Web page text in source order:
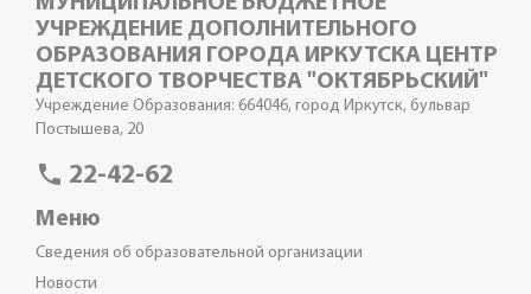
УЧРЕЖДЕНИЕ ДОПОЛНИТЕЛЬНОГО
ОБРАЗОВАНИЯ ГОРОДА ИРКУТСКА ЦЕНТР
ДЕТСКОГО ТВОРЧЕСТВА "ОКТЯБРЬСКИЙ"
Учреждение Образования: 664046, город Иркутск, бульвар
Постышева, 20
phone 22-42-62
Меню
Сведения об образовательной организации
Новости